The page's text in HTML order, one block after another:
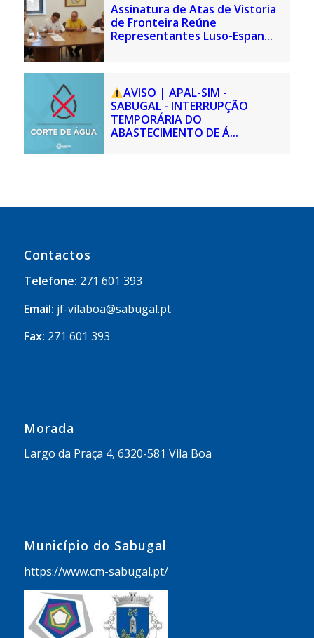
Assinatura de Atas de Vistoria
de Fronteira Reúne
Representantes Luso-Espan...
AVISO | APAL-SIM -
SABUGAL - INTERRUPÇÃO
TEMPORÁRIA DO
ABASTECIMENTO DE Á...
Contactos
Telefone: 271 601 393
Email: jf-vilaboa@sabugal.pt
Fax: 271 601 393
Morada
Largo da Praça 4, 6320-581 Vila Boa
Município do Sabugal
https://www.cm-sabugal.pt/